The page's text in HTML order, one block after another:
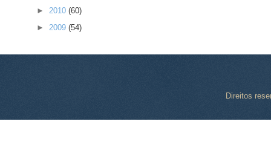
► 2010 (60)
► 2009 (54)
Direitos